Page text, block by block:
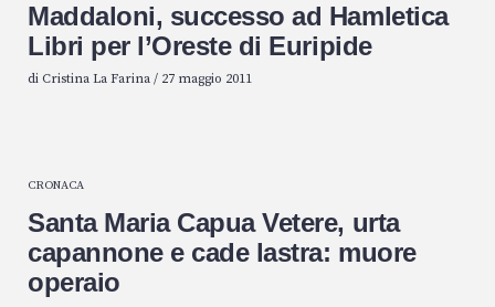
Maddaloni, successo ad Hamletica
Libri per l’Oreste di Euripide
di Cristina La Farina / 27 maggio 2011
CRONACA
Santa Maria Capua Vetere, urta
capannone e cade lastra: muore
operaio